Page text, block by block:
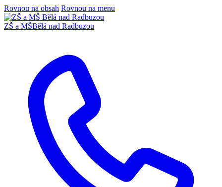
Rovnou na obsah Rovnou na menu
ZŠ a MŠBělá nad Radbuzou